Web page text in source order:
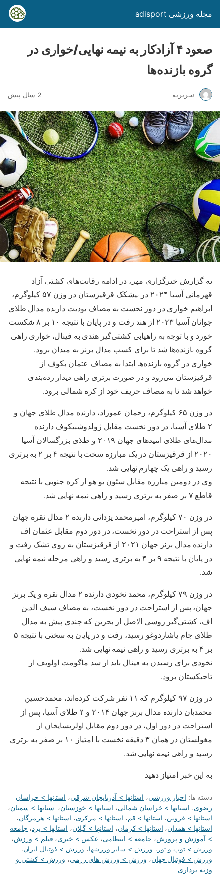
مجله ورزشی adisport
صعود ۴ آزادکار به نیمه نهایی/خواری در
گروه بازنده‌ها
تحریریه 2 سال پیش
به گزارش خبرگزاری مهر، در ادامه رقابت‌های کشتی آزاد
قهرمانی آسیا ۲۰۲۴ در بیشکک قرقیزستان در وزن ۵۷ کیلوگرم،
ابراهیم خواری در دور نخست به مصاف یودیت دارنده مدال طلای
جوانان آسیا ۲۰۲۳ از هند رفت و در پایان با نتیجه ۱۰ بر ۸ شکست
خورد و با توجه به راهیابی کشتی‌گیر هندی به فینال، خواری راهی
گروه بازنده‌ها شد تا برای کسب مدال برنز به میدان برود.
خواری در گروه بازنده‌ها ابتدا به مصاف عثمان بکوف از
قرقیزستان می‌رود و در صورت برتری راهی دیدار رده‌بندی
خواهد شد تا به مصاف حریف خود از کره شمالی برود.
در وزن ۶۵ کیلوگرم، رحمان عموزاد، دارنده مدال طلای جهان و
۲ طلای آسیا، در دور نخست مقابل ژولدوشبیکوف دارنده
مدال‌های طلای امیدهای جهان ۲۰۱۹ و طلای بزرگسالان آسیا
۲۰۲۰ از قرقیزستان در یک مبارزه سخت با نتیجه ۴ بر ۲ به برتری
رسید و راهی یک چهارم نهایی شد.
وی در دومین مبارزه مقابل سئون یو هو از کره جنوبی با نتیجه
قاطع ۷ بر صفر به برتری رسید و راهی نیمه نهایی شد.
در وزن ۷۰ کیلوگرم، امیرمحمد یزدانی دارنده ۲ مدال نقره جهان
پس از استراحت در دور نخست، در دور دوم مقابل عثمان اف
دارنده مدال برنز جهان ۲۰۲۱ از قرقیزستان به روی تشک رفت و
در پایان با نتیجه ۹ بر ۴ به برتری رسید و راهی مرحله نیمه نهایی
شد.
در وزن ۷۹ کیلوگرم، محمد نخودی دارنده ۲ مدال نقره و یک برنز
جهان، پس از استراحت در دور نخست، به مصاف سیف الدین
اف، کشتی‌گیر روسی الاصل از بحرین که چندی پیش به مدال
طلای جام یاشاردوغو رسید، رفت و در پایان به سختی با نتیجه ۵
بر ۴ به برتری رسید و راهی نیمه نهایی شد.
نخودی برای رسیدن به فینال باید از سد ماگومت اولویف از
تاجیکستان برود.
در وزن ۹۷ کیلوگرم که ۱۱ نفر شرکت کرده‌اند، محمدحسین
محمدیان دارنده مدال برنز جهان ۲۰۱۴ و ۲ طلای آسیا، پس از
استراحت در دور اول، در دور دوم مقابل اولزیسایخان از
مغولستان در همان ۳ دقیقه نخست با امتیاز ۱۰ بر صفر به برتری
رسید و راهی نیمه نهایی شد.
به این خبر امتیاز دهید
دسته ها: اخبار ورزشی، استانها > آذربایجان شرقی، استانها > خراسان
رضوی، استانها > خراسان شمالی، استانها > خوزستان، استانها > سمنان،
استانها > قزوین، استانها > قم، استانها > مرکزی، استانها > هرمزگان،
استانها > همدان، استانها > کرمان، استانها > گیلان، استانها > یزد، جامعه
> آموزش و پرورش، جامعه > انتظامی، عکس > خبری، فیلم > ورزش،
ورزش > توپ و تور ، ورزش > سایر ورزشها، ورزش > فوتبال ایران،
ورزش > فوتبال جهان، ورزش > ورزش های رزمی، ورزش > کشتی و
وزنه برداری